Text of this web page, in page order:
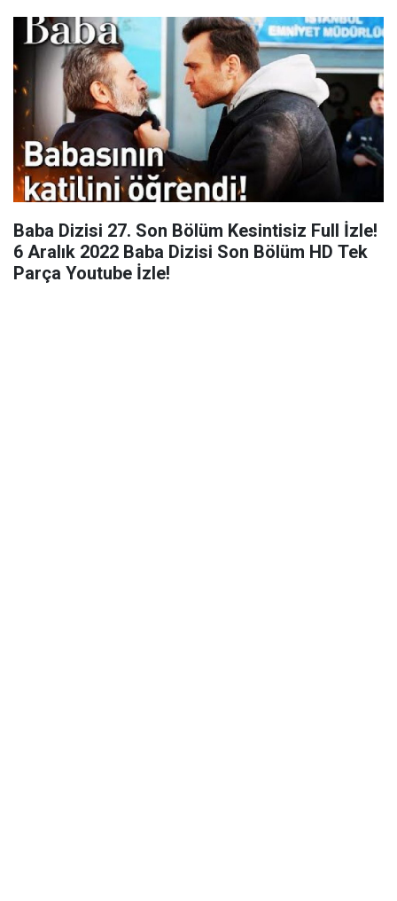
Baba Dizisi 27. Son Bölüm Kesintisiz Full İzle!
6 Aralık 2022 Baba Dizisi Son Bölüm HD Tek
Parça Youtube İzle!